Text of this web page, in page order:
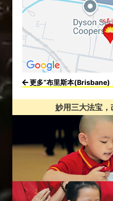
更多“布里斯本(Brisbane)
妙用三大法宝，